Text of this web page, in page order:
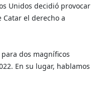
Unidos decidió provocar
Catar el derecho a
dos magníficos
En su lugar, hablamos